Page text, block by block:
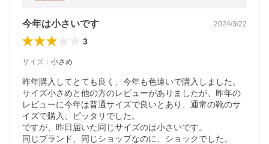
今年は小さいです 2024/3/22
3
サイズ ： 小さめ
昨年購入してとても良く、今年も色違いで購入しました。
サイズ小さめと他の方のレビューがありましたが、昨年の
レビューに今年は普通サイズで良いとあり、通常の靴のサ
イズで購入、ピッタリでした。
ですが、昨日届いた同じサイズのは小さいです。
同じブランド、同じショップなのに、ショックでした。